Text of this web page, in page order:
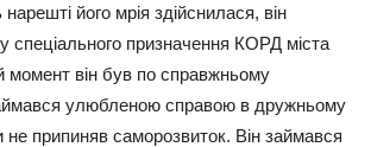
його мрія здійснилася, він
спеціального призначення КОРД міста
момент він був по справжньому
улюбленою справою в дружньому
не припиняв саморозвиток. Він займався